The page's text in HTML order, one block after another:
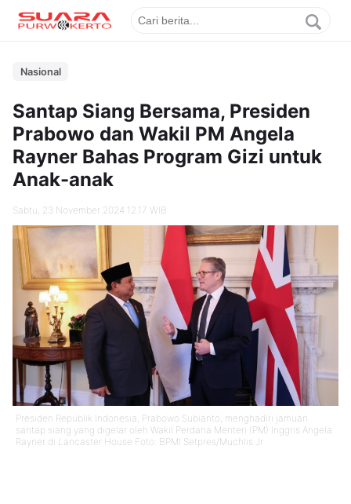
Nasional
Santap Siang Bersama, Presiden
Prabowo dan Wakil PM Angela
Rayner Bahas Program Gizi untuk
Anak-anak
Sabtu, 23 November 2024 12.17 WIB
Presiden Republik Indonesia, Prabowo Subianto, menghadiri jamuan
santap siang yang digelar oleh Wakil Perdana Menteri (PM) Inggris Angela
Rayner di Lancaster House Foto: BPMI Setpres/Muchlis Jr